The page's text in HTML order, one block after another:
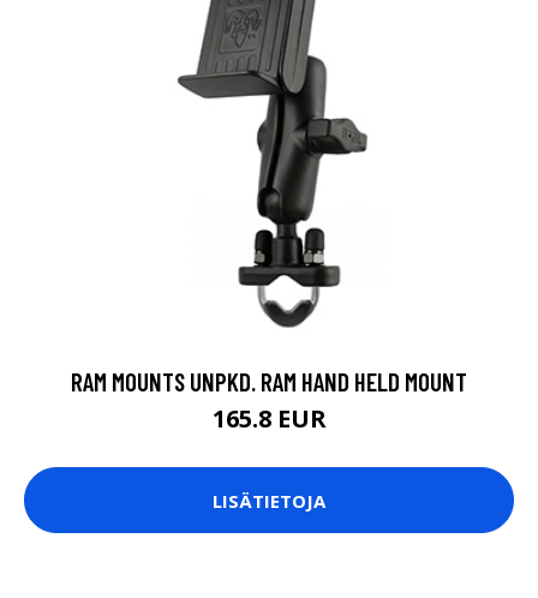
RAM MOUNTS UNPKD. RAM HAND HELD MOUNT
165.8 EUR
LISÄTIETOJA